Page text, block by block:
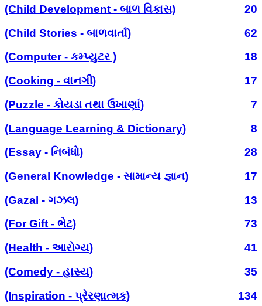
(Child Development - બાળ વિકાસ)
20
(Child Stories - બાળવાર્તા)
62
(Computer - કમ્પ્યુટર )
18
(Cooking - વાનગી)
17
(Puzzle - કોયડા તથા ઉખાણાં)
7
(Language Learning & Dictionary)
8
(Essay - નિબંધો)
28
(General Knowledge - સામાન્ય જ્ઞાન)
17
(Gazal - ગઝલ)
13
(For Gift - ભેટ)
73
(Health - આરોગ્ય)
41
(Comedy - હાસ્ય)
35
(Inspiration - પ્રેરણાત્મક)
134